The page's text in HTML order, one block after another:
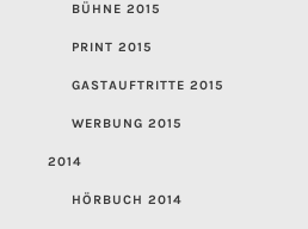
BÜHNE 2015
PRINT 2015
GASTAUFTRITTE 2015
WERBUNG 2015
2014
HÖRBUCH 2014